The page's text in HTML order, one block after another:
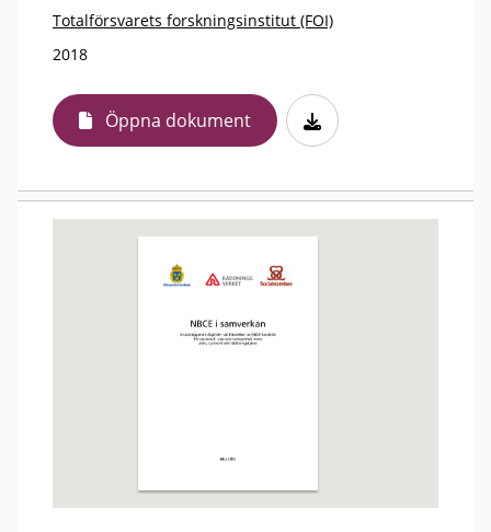
Totalförsvarets forskningsinstitut (FOI)
2018
Öppna dokument